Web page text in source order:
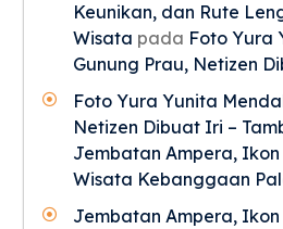
Keunikan, dan Rute
Wisata pada Foto Yura
Gunung Prau, Netizen
Foto Yura Yunita
Netizen Dibuat Iri –
Jembatan Ampera,
Wisata Kebanggaan
Jembatan Ampera,